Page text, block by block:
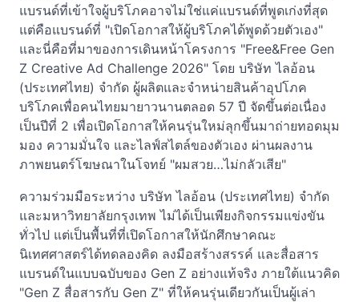
แบรนด์ที่เข้าใจผู้บริโภคอาจไม่ใช่แค่แบรนด์ที่พูดเก่งที่สุด
แต่คือแบรนด์ที่ "เปิดโอกาสให้ผู้บริโภคได้พูดด้วยตัวเอง"
และนี่คือที่มาของการเดินหน้าโครงการ "Free&Free Gen
Z Creative Ad Challenge 2026" โดย บริษัท ไลอ้อน
(ประเทศไทย) จำกัด ผู้ผลิตและจำหน่ายสินค้าอุปโภค
บริโภคเพื่อคนไทยมายาวนานตลอด 57 ปี จัดขึ้นต่อเนื่อง
เป็นปีที่ 2 เพื่อเปิดโอกาสให้คนรุ่นใหม่ลุกขึ้นมาถ่ายทอดมุม
มอง ความมั่นใจ และไลฟ์สไตล์ของตัวเอง ผ่านผลงาน
ภาพยนตร์โฆษณาในโจทย์ "ผมสวย…ไม่กลัวเสีย"
ความร่วมมือระหว่าง บริษัท ไลอ้อน (ประเทศไทย) จำกัด
และมหาวิทยาลัยกรุงเทพ ไม่ได้เป็นเพียงกิจกรรมแข่งขัน
ทั่วไป แต่เป็นพื้นที่ที่เปิดโอกาสให้นักศึกษาคณะ
นิเทศศาสตร์ได้ทดลองคิด ลงมือสร้างสรรค์ และสื่อสาร
แบรนด์ในแบบฉบับของ Gen Z อย่างแท้จริง ภายใต้แนวคิด
"Gen Z สื่อสารกับ Gen Z" ที่ให้คนรุ่นเดียวกันเป็นผู้เล่า